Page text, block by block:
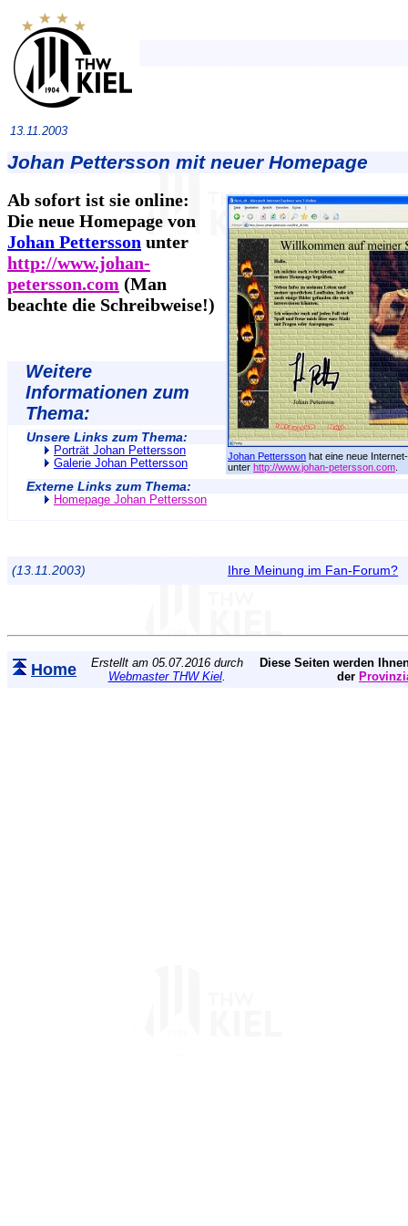
13.11.2003
Johan Pettersson mit neuer Homepage
Johan Pettersson hat eine neue
unter http://www.johan-petersson.com
Ab sofort ist sie online:
Die neue Homepage von
Johan Pettersson unter
http://www.johan-
petersson.com (Man
beachte die Schreibweise!)
Weitere
Informationen zum
Thema:
Unsere Links zum Thema:
Porträt Johan Pettersson
Galerie Johan Pettersson
Externe Links zum Thema:
Homepage Johan Pettersson
(13.11.2003) Ihre Meinung im Fan-Forum?
Home
Erstellt am 05.07.2016 durch
Webmaster THW Kiel.
Diese Seiten werden
der